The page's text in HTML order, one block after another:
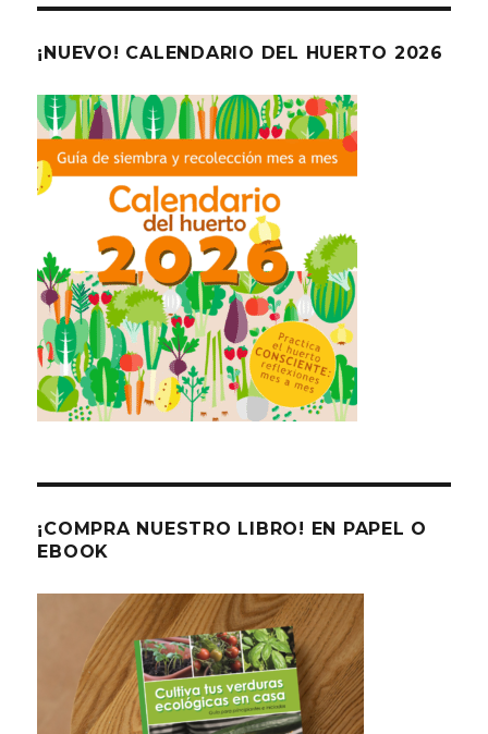
¡NUEVO! CALENDARIO DEL HUERTO 2026
¡COMPRA NUESTRO LIBRO! EN PAPEL O
EBOOK